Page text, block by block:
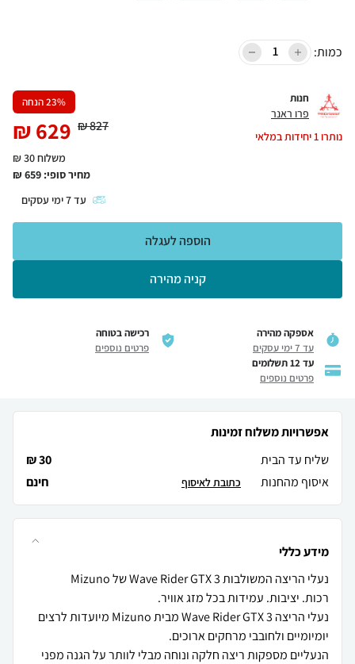
כמות:
חנות
פרו ראנר
נותרו1יחידות במלאי
23% הנחה
827
₪
629
₪
משלוח 30 ₪
מחיר סופי: 659
₪
עד7ימי עסקים
קניה מהירה
הוספה לעגלה
אספקה מהירה
עד 7 ימי עסקים
רכישה בטוחה
פרטים נוספים
עד 12 תשלומים
פרטים נוספים
אפשרויות משלוח זמינות
שליח עד הבית
30 ₪
איסוף מהחנות
חינם כתובת לאיסוף
מידע כללי
נעלי הריצה Wave Rider GTX 3 מבית Mizuno מיועדות לרצים
הנעליים מספקות ריצה חלקה ונוחה מבלי לוותר על הגנה מפני